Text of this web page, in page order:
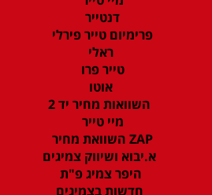
דנטייר
פרימיום טייר פירלי
ראלי
טייר פרו
אוטו
השוואות מחיר יד 2
מיי טייר
ZAP השוואת מחיר
א.יבוא ושיווק צמיגים
היפר צמיג פ"ת
חדשות בצמיגים